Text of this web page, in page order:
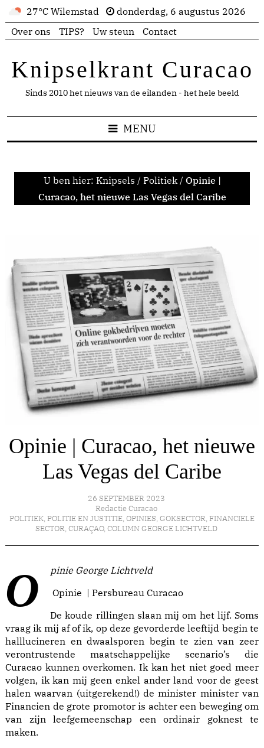
27°C Wilemstad
donderdag, 6 augustus 2026
Over ons
TIPS? Uw steun Contact
Knipselkrant Curacao
Sinds 2010 het nieuws van de eilanden - het hele beeld
MENU
U ben hier: Knipsels / Politiek / Opinie |
Curacao, het nieuwe Las Vegas del Caribe
Opinie | Curacao, het nieuwe
Las Vegas del Caribe
26 SEPTEMBER 2023
Redactie Curacao
POLITIEK, POLITIE EN JUSTITIE, OPINIES, GOKSECTOR, FINANCIELE
SECTOR, CURAÇAO, COLUMN GEORGE LICHTVELD
Opinie George Lichtveld
Opinie | Persbureau Curacao
De koude rillingen slaan mij om het lijf. Soms
vraag ik mij af of ik, op deze gevorderde leeftijd begin te
halllucineren en dwaalsporen begin te zien van zeer
verontrustende maatschappelijke scenario’s die
Curacao kunnen overkomen. Ik kan het niet goed meer
volgen, ik kan mij geen enkel ander land voor de geest
halen waarvan (uitgerekend!) de minister minister van
Financien de grote promotor is achter een beweging om
van zijn leefgemeenschap een ordinair goknest te
maken.